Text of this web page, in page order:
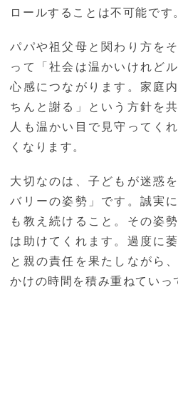
ロールすることは不可能です
パパや祖父母と関わり方を
って「社会は温かいけれど
心感につながります。家庭
ちんと謝る」という方針を
人も温かい目で見守ってく
くなります。
大切なのは、子どもが迷惑
バリーの姿勢」です。誠実
も教え続けること。その姿
は助けてくれます。過度に
と親の責任を果たしながら
かけの時間を積み重ねていっ